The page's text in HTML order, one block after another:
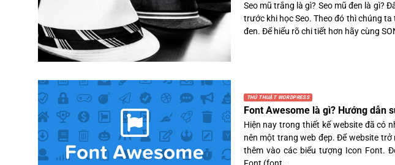
Seo mũ trắng là gì? Seo mũ đen là gì?
trước khi học Seo. Theo đó thì chúng
đen. Để hiểu rõ chi tiết hơn hãy cùng
THỦ THUẬT WORDPRESS
Font Awesome là gì? Hướng dẫn
Hiện nay trong thiết kế website đã có
nên một trang web đẹp. Để website
thêm vào các biểu tượng Icon Font.